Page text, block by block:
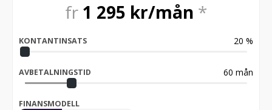
fr 1 295 kr/mån *
KONTANTINSATS 20 %
AVBETALNINGSTID 60 mån
FINANSMODELL